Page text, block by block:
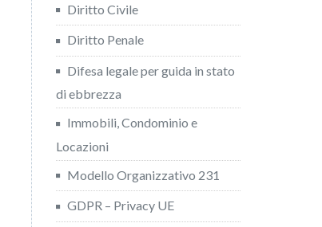
Diritto Civile
Diritto Penale
Difesa legale per guida in stato
di ebbrezza
Immobili, Condominio e
Locazioni
Modello Organizzativo 231
GDPR – Privacy UE